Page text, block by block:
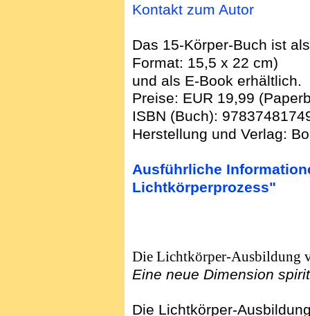
Kontakt zum Autor
Das 15-Körper-Buch ist
Format: 15,5 x 22 cm)
und als E-Book erhältlich.
Preise: EUR 19,99
ISBN (Buch):
Herstellung und Verlag:
Ausführliche
Lichtkörperprozess"
Die Lichtkörper-Ausbildung
Eine neue Dimension
Die Lichtkörper-